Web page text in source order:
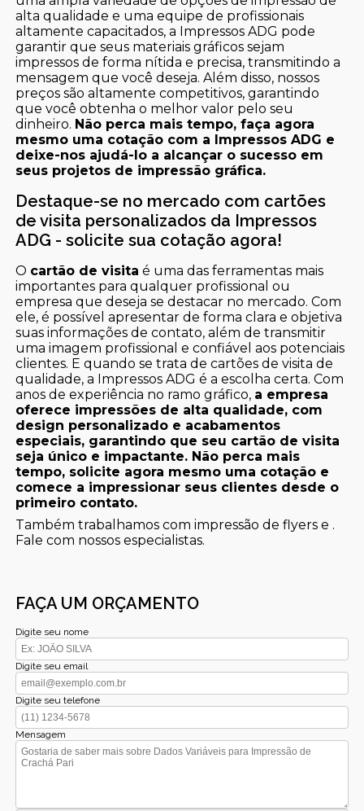
alta qualidade e uma equipe de profissionais
altamente capacitados, a Impressos ADG pode
garantir que seus materiais gráficos sejam
impressos de forma nítida e precisa, transmitindo a
mensagem que você deseja. Além disso, nossos
preços são altamente competitivos, garantindo
que você obtenha o melhor valor pelo seu
dinheiro. Não perca mais tempo, faça agora
mesmo uma cotação com a Impressos ADG e
deixe-nos ajudá-lo a alcançar o sucesso em
seus projetos de impressão gráfica.
Destaque-se no mercado com cartões
de visita personalizados da Impressos
ADG - solicite sua cotação agora!
O cartão de visita é uma das ferramentas mais
importantes para qualquer profissional ou
empresa que deseja se destacar no mercado. Com
ele, é possível apresentar de forma clara e objetiva
suas informações de contato, além de transmitir
uma imagem profissional e confiável aos potenciais
clientes. E quando se trata de cartões de visita de
qualidade, a Impressos ADG é a escolha certa. Com
anos de experiência no ramo gráfico, a empresa
oferece impressões de alta qualidade, com
design personalizado e acabamentos
especiais, garantindo que seu cartão de visita
seja único e impactante. Não perca mais
tempo, solicite agora mesmo uma cotação e
comece a impressionar seus clientes desde o
primeiro contato.
Também trabalhamos com impressão de flyers e .
Fale com nossos especialistas.
FAÇA UM ORÇAMENTO
Digite seu nome
Digite seu email
Digite seu telefone
Mensagem